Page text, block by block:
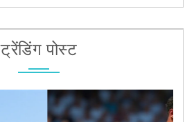
ट्रेंडिंग पोस्ट